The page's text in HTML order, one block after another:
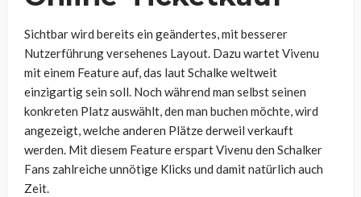
Sichtbar wird bereits ein geändertes, mit besserer
Nutzerführung versehenes Layout. Dazu wartet Vivenu
mit einem Feature auf, das laut Schalke weltweit
einzigartig sein soll. Noch während man selbst seinen
konkreten Platz auswählt, den man buchen möchte, wird
angezeigt, welche anderen Plätze derweil verkauft
werden. Mit diesem Feature erspart Vivenu den Schalker
Fans zahlreiche unnötige Klicks und damit natürlich auch
Zeit.